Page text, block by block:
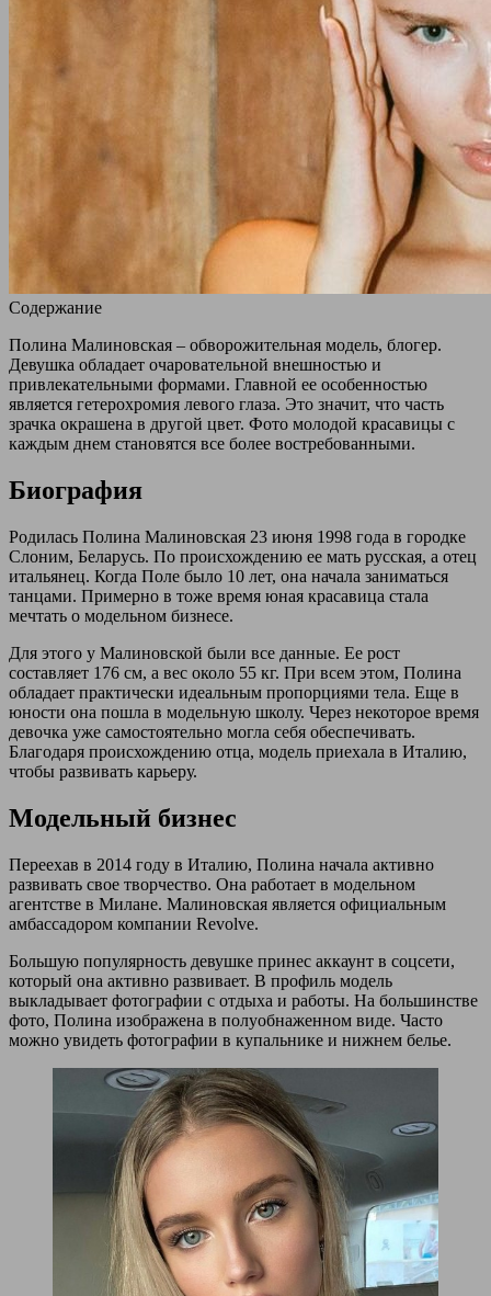
Содержание
Полина Малиновская – обворожительная модель, блогер.
Девушка обладает очаровательной внешностью и
привлекательными формами. Главной ее особенностью
является гетерохромия левого глаза. Это значит, что часть
зрачка окрашена в другой цвет. Фото молодой красавицы с
каждым днем становятся все более востребованными.
Биография
Родилась Полина Малиновская 23 июня 1998 года в городке
Слоним, Беларусь. По происхождению ее мать русская, а отец
итальянец. Когда Поле было 10 лет, она начала заниматься
танцами. Примерно в тоже время юная красавица стала
мечтать о модельном бизнесе.
Для этого у Малиновской были все данные. Ее рост
составляет 176 см, а вес около 55 кг. При всем этом, Полина
обладает практически идеальным пропорциями тела. Еще в
юности она пошла в модельную школу. Через некоторое время
девочка уже самостоятельно могла себя обеспечивать.
Благодаря происхождению отца, модель приехала в Италию,
чтобы развивать карьеру.
Модельный бизнес
Переехав в 2014 году в Италию, Полина начала активно
развивать свое творчество. Она работает в модельном
агентстве в Милане. Малиновская является официальным
амбассадором компании Revolve.
Большую популярность девушке принес аккаунт в соцсети,
который она активно развивает. В профиль модель
выкладывает фотографии с отдыха и работы. На большинстве
фото, Полина изображена в полуобнаженном виде. Часто
можно увидеть фотографии в купальнике и нижнем белье.